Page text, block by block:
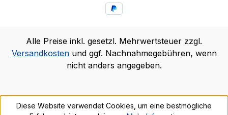
Alle Preise inkl. gesetzl. Mehrwertsteuer zzgl.
Versandkostenund ggf. Nachnahmegebühren, wenn
nicht anders angegeben.
Diese Website verwendet Cookies, um eine bestmögliche